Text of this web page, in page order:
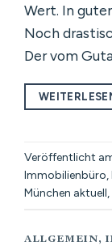
Wert. In
Noch
Der vom
Veröffentlicht
Immobilienbüro,
München aktuell,
ALLGEMEIN,